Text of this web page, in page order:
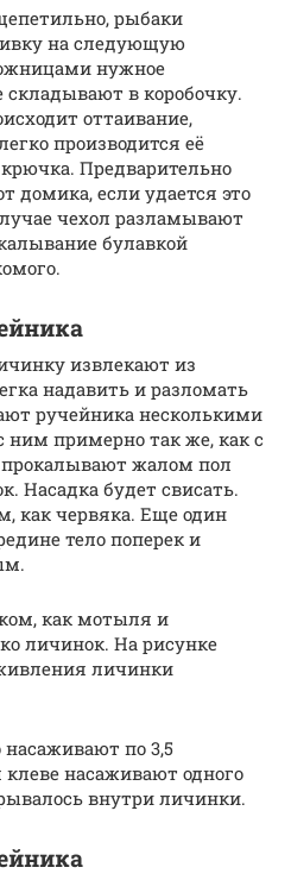
рыбаки
на следующую
нужное
складывают в коробочку.
оттаивание,
производится её
Предварительно
домика, если удается это
чехол разламывают
булавкой
извлекают из
надавить и разломать
ручейника несколькими
ним примерно так же, как с
жалом пол
Насадка будет свисать.
как червяка. Еще один
тело поперек и
как мотыля и
личинок. На рисунке
личинки
по 3,5
насаживают одного
внутри личинки.